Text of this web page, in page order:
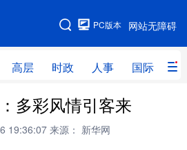
网站无障碍
PC版本
高层 时政 人事 国际 财
网站地图
时政
网评
多彩风情引客来
19:36:07 来源： 新华网